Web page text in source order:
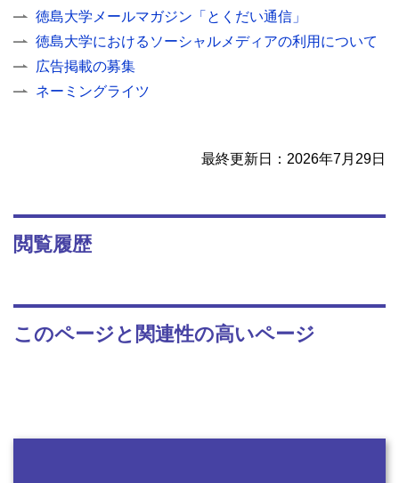
徳島大学メールマガジン「とくだい通信」
徳島大学におけるソーシャルメディアの利用について
広告掲載の募集
ネーミングライツ
最終更新日：2026年7月29日
閲覧履歴
このページと関連性の高いページ